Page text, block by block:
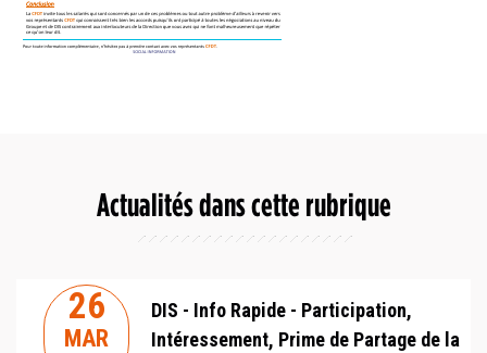
Actualités dans cette rubrique
26
MAR
DIS - Info Rapide - Participation,
Intéressement, Prime de Partage de la